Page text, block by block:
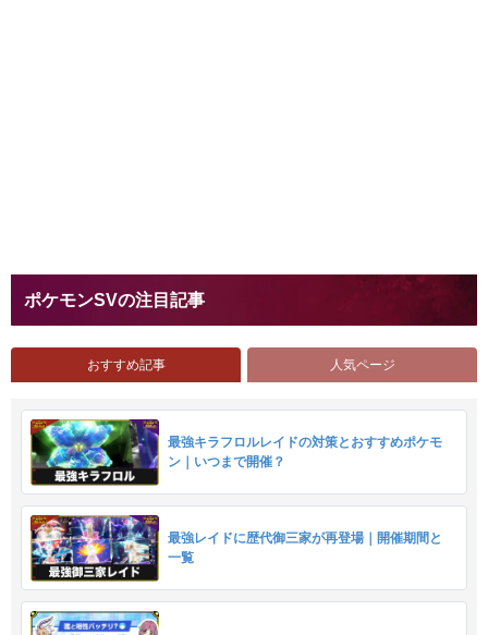
ポケモンSVの注目記事
おすすめ記事 人気ページ
最強キラフロルレイドの対策とおすすめポケモ
ン｜いつまで開催？
最強レイドに歴代御三家が再登場｜開催期間と
一覧